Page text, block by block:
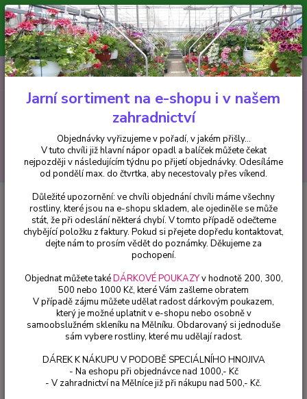
Minimální hodnota pro odeslání z e-shopu je 300 Kč.
V tuto chvíli již hlavní nápor objednávek opadl a balíček můžete čekat
nejpozději v následujícím týdnu po přijetí objednávky. Objednávky
vyřizujeme v pořadí, v jakém přišly...
CZK
Hledat
+420 602 223 614 0ks
za0 Kč
Fuchsie All Summer Beauty - 1 ks
All Summer Beauty - 1 ks
Jarní sortiment na e-shopu i v našem
zahradnictví
Objednávky vyřizujeme v pořadí, v jakém přišly...
V tuto chvíli již hlavní nápor opadl a balíček můžete čekat
nejpozději v následujícím týdnu po přijetí objednávky. Odesíláme
od pondělí max. do čtvrtka, aby necestovaly přes víkend.
Důležité upozornění: ve chvíli objednání chvíli máme všechny
rostliny, které jsou na e-shopu skladem, ale ojediněle se může
stát, že při odeslání některá chybí. V tomto případě odečteme
chybějící položku z faktury. Pokud si přejete dopředu kontaktovat,
dejte nám to prosím vědět do poznámky. Děkujeme za
pochopení.
Objednat můžete takéDÁRKOVÉ POUKAZYv hodnotě 200, 300,
500 nebo 1000 Kč, které Vám zašleme obratem
V případě zájmu můžete udělat radost dárkovým poukazem,
který je možné uplatnit v e-shopu nebo osobně v
samoobslužném skleníku na Mělníku. Obdarovaný si jednoduše
sám vybere rostliny, které mu udělají radost.
DÁREK K NÁKUPU V PODOBĚ SPECIÁLNÍHO HNOJIVA
- Na eshopu při objednávce nad 1000,- Kč
- V zahradnictví na Mělníce již při nákupu nad 500,- Kč.